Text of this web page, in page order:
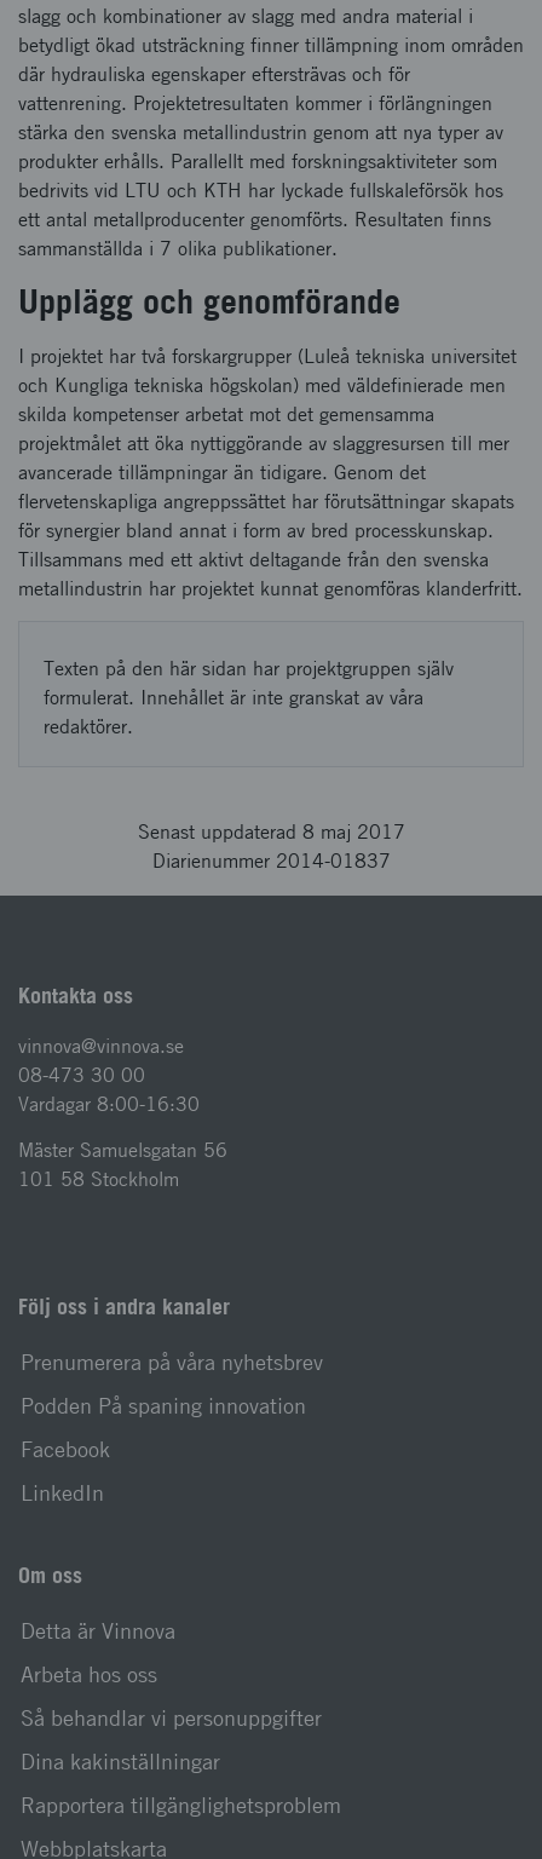
slagg och kombinationer av slagg med andra material i
betydligt ökad utsträckning finner tillämpning inom områden
där hydrauliska egenskaper eftersträvas och för
vattenrening. Projektetresultaten kommer i förlängningen
stärka den svenska metallindustrin genom att nya typer av
produkter erhålls. Parallellt med forskningsaktiviteter som
bedrivits vid LTU och KTH har lyckade fullskaleförsök hos
ett antal metallproducenter genomförts. Resultaten finns
sammanställda i 7 olika publikationer.
Upplägg och genomförande
I projektet har två forskargrupper (Luleå tekniska universitet
och Kungliga tekniska högskolan) med väldefinierade men
skilda kompetenser arbetat mot det gemensamma
projektmålet att öka nyttiggörande av slaggresursen till mer
avancerade tillämpningar än tidigare. Genom det
flervetenskapliga angreppssättet har förutsättningar skapats
för synergier bland annat i form av bred processkunskap.
Tillsammans med ett aktivt deltagande från den svenska
metallindustrin har projektet kunnat genomföras klanderfritt.
Texten på den här sidan har projektgruppen själv
formulerat. Innehållet är inte granskat av våra
redaktörer.
Senast uppdaterad 8 maj 2017
Diarienummer 2014-01837
Kontakta oss
vinnova@vinnova.se
08-473 30 00
Vardagar 8:00-16:30
Mäster Samuelsgatan 56
101 58 Stockholm
Följ oss i andra kanaler
Prenumerera på våra nyhetsbrev
Podden På spaning innovation
Facebook
LinkedIn
Om oss
Detta är Vinnova
Arbeta hos oss
Så behandlar vi personuppgifter
Dina kakinställningar
Rapportera tillgänglighetsproblem
Webbplatskarta